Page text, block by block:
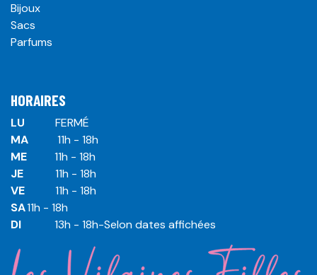
Bijoux
Sacs
Parfums
HORAIRES
LU
​ ​FERMÉ
MA
​11h - 18h
ME
​11h - 18h
JE
​​11h - 18h
VE
​​​11h - 18h
SA​​​11h - 18h
DI
​​​ 13h - 18h-Selon dates affichées